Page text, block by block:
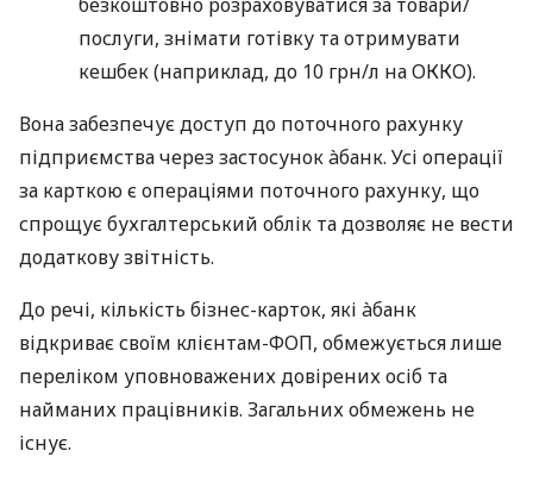
послуги, знімати готівку та отримувати
кешбек (наприклад, до 10 грн/л на ОККО).
Вона забезпечує доступ до поточного рахунку
підприємства через застосунок àбанк. Усі операції
за карткою є операціями поточного рахунку, що
спрощує бухгалтерський облік та дозволяє не вести
додаткову звітність.
До речі, кількість бізнес-карток, які àбанк
відкриває своїм клієнтам-ФОП, обмежується лише
переліком уповноважених довірених осіб та
найманих працівників. Загальних обмежень не
існує.